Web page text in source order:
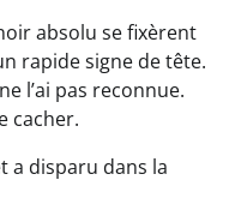
absolu se fixèrent
rapide signe de tête.
l’ai pas reconnue.
cacher.
a disparu dans la